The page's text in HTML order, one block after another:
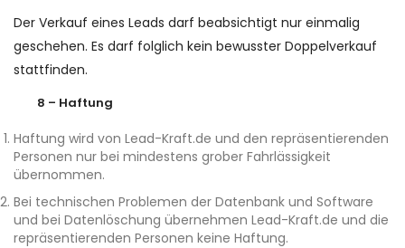
Der Verkauf eines Leads darf beabsichtigt nur einmalig
geschehen. Es darf folglich kein bewusster Doppelverkauf
stattfinden.
8 – Haftung
Haftung wird von Lead-Kraft.de und den repräsentierenden
Personen nur bei mindestens grober Fahrlässigkeit
übernommen.
Bei technischen Problemen der Datenbank und Software
und bei Datenlöschung übernehmen Lead-Kraft.de und die
repräsentierenden Personen keine Haftung.